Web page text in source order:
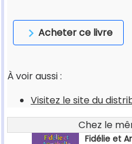
Acheter ce livre
À voir aussi :
Visitez le site du
Chez le
Fidélie et